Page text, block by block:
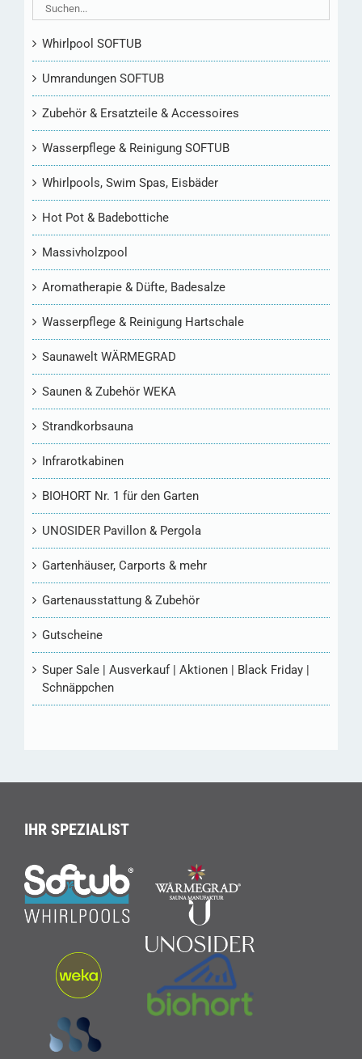
Whirlpool SOFTUB
Umrandungen SOFTUB
Zubehör & Ersatzteile & Accessoires
Wasserpflege & Reinigung SOFTUB
Whirlpools, Swim Spas, Eisbäder
Hot Pot & Badebottiche
Massivholzpool
Aromatherapie & Düfte, Badesalze
Wasserpflege & Reinigung Hartschale
Saunawelt WÄRMEGRAD
Saunen & Zubehör WEKA
Strandkorbsauna
Infrarotkabinen
BIOHORT Nr. 1 für den Garten
UNOSIDER Pavillon & Pergola
Gartenhäuser, Carports & mehr
Gartenausstattung & Zubehör
Gutscheine
Super Sale | Ausverkauf | Aktionen | Black Friday |
Schnäppchen
IHR SPEZIALIST